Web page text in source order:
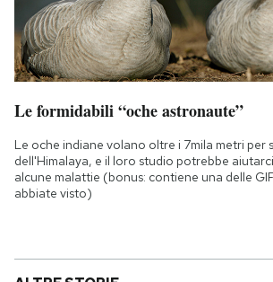
Le formidabili “oche astronaute”
Le oche indiane volano oltre i 7mila metri per
dell'Himalaya, e il loro studio potrebbe
alcune malattie (bonus: contiene una delle
abbiate visto)